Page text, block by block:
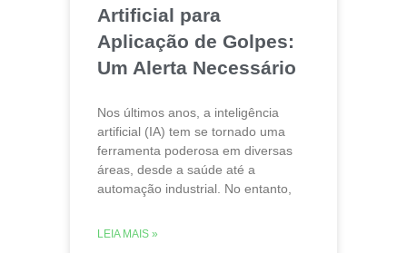
Artificial para
Aplicação de Golpes:
Um Alerta Necessário
Nos últimos anos, a inteligência
artificial (IA) tem se tornado uma
ferramenta poderosa em diversas
áreas, desde a saúde até a
automação industrial. No entanto,
LEIA MAIS »